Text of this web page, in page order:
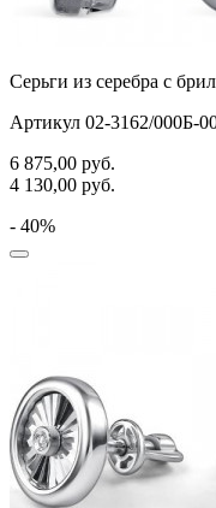
Серьги из серебра с
Артикул 02-3162/000Б-
6 875,00 руб.
4 130,00 руб.
- 40%